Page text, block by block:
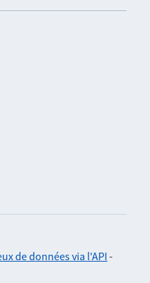
de données via l'API -